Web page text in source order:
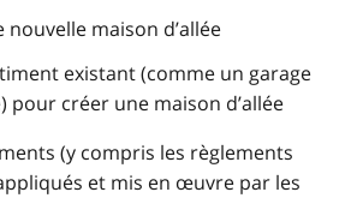
maison d’allée
existant (comme un garage
pour créer une maison d’allée
(y compris les règlements
et mis en œuvre par les